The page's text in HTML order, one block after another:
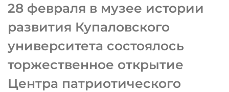
28 февраля в музее истории
развития Купаловского
университета состоялось
торжественное открытие
Центра патриотического